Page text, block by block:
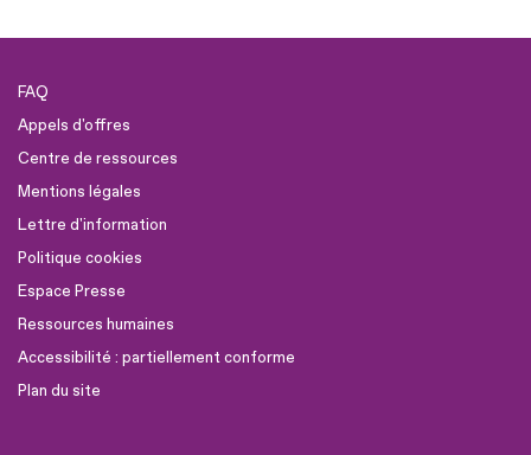
FAQ
Appels d'offres
Centre de ressources
Mentions légales
Lettre d'information
Politique cookies
Espace Presse
Ressources humaines
Accessibilité : partiellement conforme
Plan du site